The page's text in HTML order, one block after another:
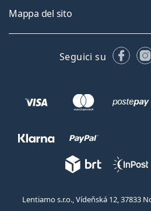
Mappa del sito
Seguici su
Lentiamo s.r.o., Vídeňská 12, 37833